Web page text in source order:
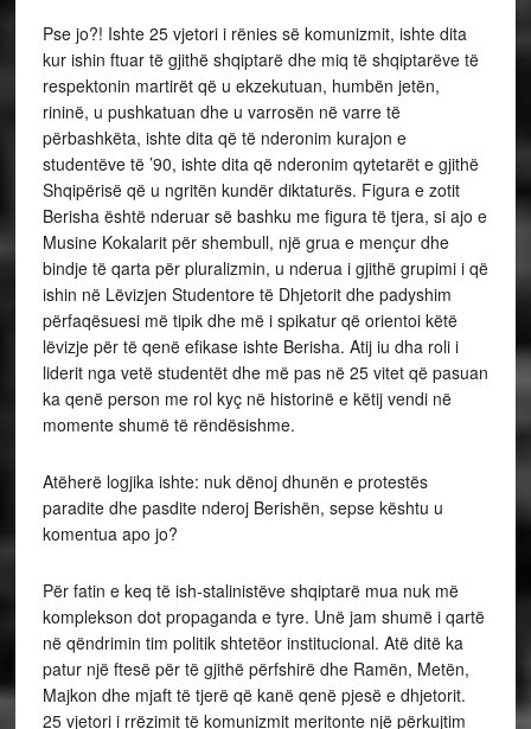
Pse jo?! Ishte 25 vjetori i rënies së komunizmit, ishte dita
kur ishin ftuar të gjithë shqiptarë dhe miq të shqiptarëve të
respektonin martirët që u ekzekutuan, humbën jetën,
rininë, u pushkatuan dhe u varrosën në varre të
përbashkëta, ishte dita që të nderonim kurajon e
studentëve të ’90, ishte dita që nderonim qytetarët e gjithë
Shqipërisë që u ngritën kundër diktaturës. Figura e zotit
Berisha është nderuar së bashku me figura të tjera, si ajo e
Musine Kokalarit për shembull, një grua e mençur dhe
bindje të qarta për pluralizmin, u nderua i gjithë grupimi i që
ishin në Lëvizjen Studentore të Dhjetorit dhe padyshim
përfaqësuesi më tipik dhe më i spikatur që orientoi këtë
lëvizje për të qenë efikase ishte Berisha. Atij iu dha roli i
liderit nga vetë studentët dhe më pas në 25 vitet që pasuan
ka qenë person me rol kyç në historinë e këtij vendi në
momente shumë të rëndësishme.
Atëherë logjika ishte: nuk dënoj dhunën e protestës
paradite dhe pasdite nderoj Berishën, sepse kështu u
komentua apo jo?
Për fatin e keq të ish-stalinistëve shqiptarë mua nuk më
komplekson dot propaganda e tyre. Unë jam shumë i qartë
në qëndrimin tim politik shtetëor institucional. Atë ditë ka
patur një ftesë për të gjithë përfshirë dhe Ramën, Metën,
Majkon dhe mjaft të tjerë që kanë qenë pjesë e dhjetorit.
25 vjetori i rrëzimit të komunizmit meritonte një përkujtim